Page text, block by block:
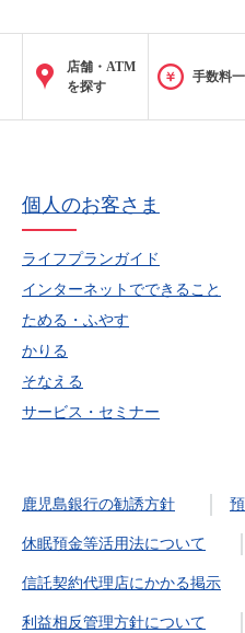
店舗・ATM
を探す
手数料
個人のお客さま
ライフプランガイド
インターネットでできること
ためる・ふやす
かりる
そなえる
サービス・セミナー
鹿児島銀行の勧誘方針
休眠預金等活用法について
信託契約代理店にかかる掲示
利益相反管理方針について